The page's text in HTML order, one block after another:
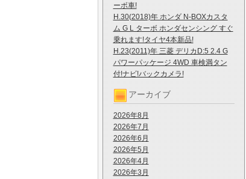
ーボ車!
H.30(2018)年 ホンダ N-BOXカスタ
ム G L ターボ ホンダセンシング すぐ
乗れます!タイヤ4本新品!
H.23(2011)年 三菱 デリカD:5 2.4 G
パワーパッケージ 4WD 車検満タン
付!ナビ!バックカメラ!
アーカイブ
2026年8月
2026年7月
2026年6月
2026年5月
2026年4月
2026年3月